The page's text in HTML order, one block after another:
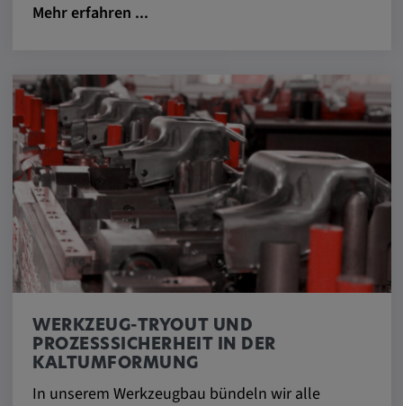
Mehr erfahren ...
WERKZEUG-TRYOUT UND
PROZESSSICHERHEIT IN DER
KALTUMFORMUNG
In unserem Werkzeugbau bündeln wir alle
Name:
Anbieter:
Google LLC
Zweck:
Diese Cookies werden genutzt, um das
Verhalten der Besucher auf der Website
festzuhalten.
Cookie Laufzeit:
13 Monate, 30 Minuten